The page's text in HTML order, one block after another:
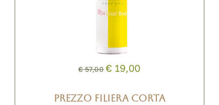
€ 57,00 € 19,00
PREZZO FILIERA CORTA